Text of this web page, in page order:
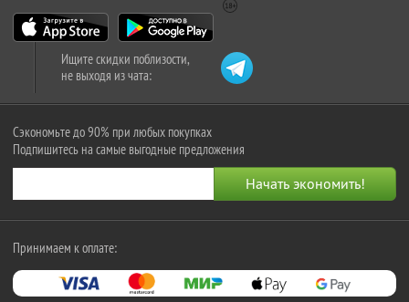
Ищите скидки поблизости,
не выходя из чата:
Сэкономьте до 90% при любых покупках
Подпишитесь на самые выгодные предложения
Принимаем к оплате: